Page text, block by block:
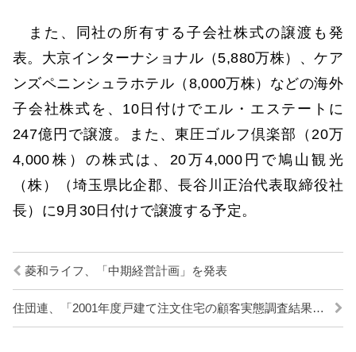
また、同社の所有する子会社株式の譲渡も発
表。大京インターナショナル（5,880万株）、ケア
ンズペニンシュラホテル（8,000万株）などの海外
子会社株式を、10日付けでエル・エステートに
247億円で譲渡。また、東圧ゴルフ倶楽部（20万
4,000株）の株式は、20万4,000円で鳩山観光
（株）（埼玉県比企郡、長谷川正治代表取締役社
長）に9月30日付けで譲渡する予定。
菱和ライフ、「中期経営計画」を発表
住団連、「2001年度戸建て注文住宅の顧客実態調査結果」を発表